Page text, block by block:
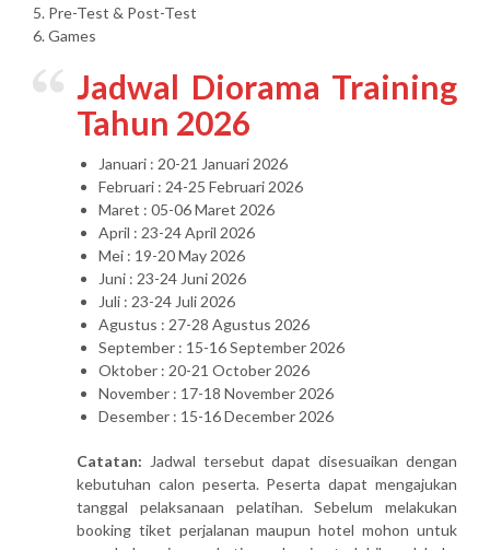
5. Pre-Test & Post-Test
6. Games
Jadwal Diorama Training
Tahun 2026
Januari : 20-21 Januari 2026
Februari : 24-25 Februari 2026
Maret : 05-06 Maret 2026
April : 23-24 April 2026
Mei : 19-20 May 2026
Juni : 23-24 Juni 2026
Juli : 23-24 Juli 2026
Agustus : 27-28 Agustus 2026
September : 15-16 September 2026
Oktober : 20-21 October 2026
November : 17-18 November 2026
Desember : 15-16 December 2026
Catatan: Jadwal tersebut dapat disesuaikan dengan
kebutuhan calon peserta. Peserta dapat mengajukan
tanggal pelaksanaan pelatihan. Sebelum melakukan
booking tiket perjalanan maupun hotel mohon untuk